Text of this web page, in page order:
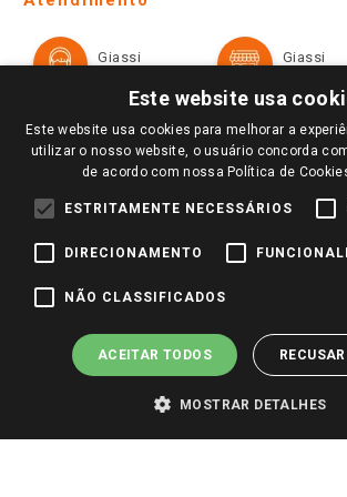
Televendas
Notícias
Perguntas frequentes
Identidade Visual
Formas de Pagamento
Trocas e Devoluções
Giassi
Giassi
Redes Sociais
Pagamento e Segurança
Este website usa
Este website usa cookies para melhorar a
utilizar o nosso website, o usuário concorda
de acordo com nossa Política de
ESTRITAMENTE NECESSÁRIOS
DIRECIONAMENTO
NÃO CLASSIFICADOS
ACEITAR TODOS
MOSTRAR DETALHES